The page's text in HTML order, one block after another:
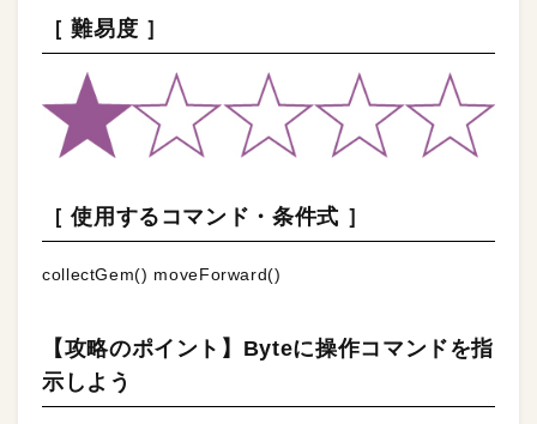
［ 難易度 ］
［ 使用するコマンド・条件式 ］
collectGem() moveForward()
【攻略のポイント】Byteに操作コマンドを指
示しよう